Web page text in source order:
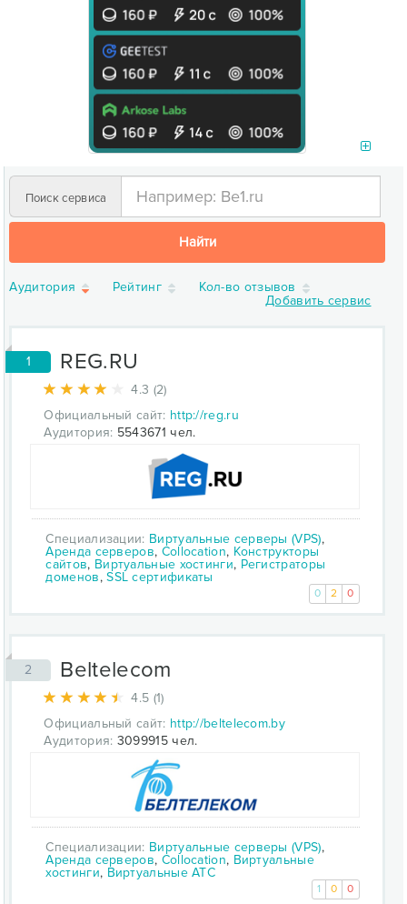
Поиск сервиса
Найти
Аудитория Рейтинг
Кол-во отзывов
Добавить сервис
1 REG.RU
4.3 (2)
Официальный сайт: http://reg.ru
Аудитория: 5543671 чел.
Специализации: Виртуальные серверы (VPS),
Аренда серверов, Collocation, Конструкторы
сайтов, Виртуальные хостинги, Регистраторы
доменов,SSL сертификаты
0 2 0
2 Beltelecom
4.5 (1)
Официальный сайт: http://beltelecom.by
Аудитория: 3099915 чел.
Специализации: Виртуальные серверы (VPS),
Аренда серверов, Collocation, Виртуальные
хостинги, Виртуальные АТС
1 0 0